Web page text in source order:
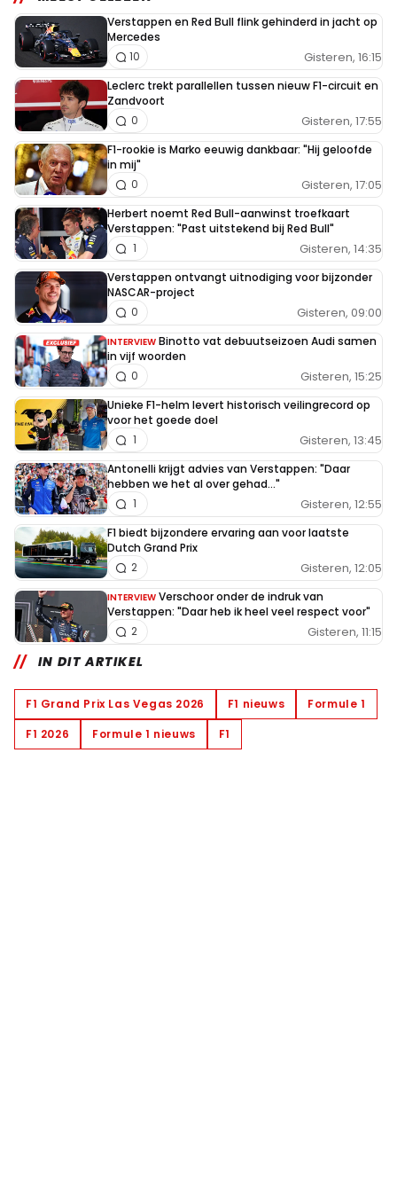
Verstappen en Red Bull flink gehinderd in jacht op
Mercedes
Gisteren, 16:15
10
Leclerc trekt parallellen tussen nieuw F1-circuit en
Zandvoort
Gisteren, 17:55
0
F1-rookie is Marko eeuwig dankbaar: "Hij geloofde
in mij"
Gisteren, 17:05
0
Herbert noemt Red Bull-aanwinst troefkaart
Verstappen: "Past uitstekend bij Red Bull"
Gisteren, 14:35
1
Verstappen ontvangt uitnodiging voor bijzonder
NASCAR-project
Gisteren, 09:00
0
INTERVIEW Binotto vat debuutseizoen Audi samen
in vijf woorden
Gisteren, 15:25
0
Unieke F1-helm levert historisch veilingrecord op
voor het goede doel
Gisteren, 13:45
1
Antonelli krijgt advies van Verstappen: "Daar
hebben we het al over gehad..."
Gisteren, 12:55
1
F1 biedt bijzondere ervaring aan voor laatste
Dutch Grand Prix
Gisteren, 12:05
2
INTERVIEW Verschoor onder de indruk van
Verstappen: "Daar heb ik heel veel respect voor"
Gisteren, 11:15
2
IN DIT ARTIKEL
F1 Grand Prix Las Vegas 2026 F1 nieuws
Formule 1
F1 2026
Formule 1 nieuws F1